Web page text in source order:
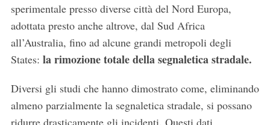
sperimentale presso diverse città del Nord Europa,
adottata presto anche altrove, dal Sud Africa
all’Australia, fino ad alcune grandi metropoli degli
States: la rimozione totale della segnaletica stradale.
Diversi gli studi che hanno dimostrato come, eliminando
almeno parzialmente la segnaletica stradale, si possano
ridurre drasticamente gli incidenti. Questi dati